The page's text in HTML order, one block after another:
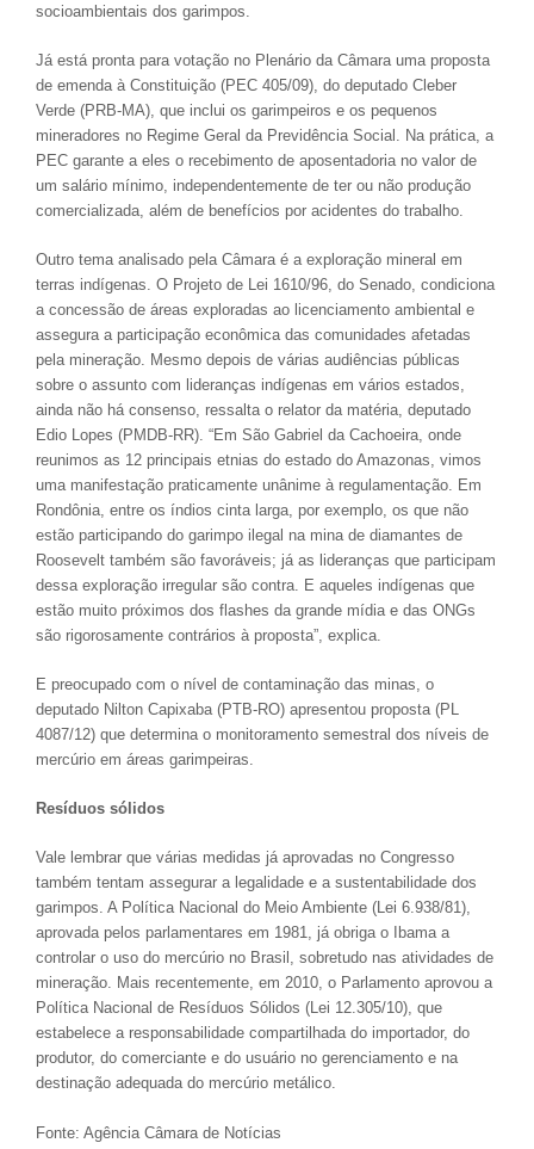
socioambientais dos garimpos.
Já está pronta para votação no Plenário da Câmara uma proposta
de emenda à Constituição (PEC 405/09), do deputado Cleber
Verde (PRB-MA), que inclui os garimpeiros e os pequenos
mineradores no Regime Geral da Previdência Social. Na prática, a
PEC garante a eles o recebimento de aposentadoria no valor de
um salário mínimo, independentemente de ter ou não produção
comercializada, além de benefícios por acidentes do trabalho.
Outro tema analisado pela Câmara é a exploração mineral em
terras indígenas. O Projeto de Lei 1610/96, do Senado, condiciona
a concessão de áreas exploradas ao licenciamento ambiental e
assegura a participação econômica das comunidades afetadas
pela mineração. Mesmo depois de várias audiências públicas
sobre o assunto com lideranças indígenas em vários estados,
ainda não há consenso, ressalta o relator da matéria, deputado
Edio Lopes (PMDB-RR). “Em São Gabriel da Cachoeira, onde
reunimos as 12 principais etnias do estado do Amazonas, vimos
uma manifestação praticamente unânime à regulamentação. Em
Rondônia, entre os índios cinta larga, por exemplo, os que não
estão participando do garimpo ilegal na mina de diamantes de
Roosevelt também são favoráveis; já as lideranças que participam
dessa exploração irregular são contra. E aqueles indígenas que
estão muito próximos dos flashes da grande mídia e das ONGs
são rigorosamente contrários à proposta”, explica.
E preocupado com o nível de contaminação das minas, o
deputado Nilton Capixaba (PTB-RO) apresentou proposta (PL
4087/12) que determina o monitoramento semestral dos níveis de
mercúrio em áreas garimpeiras.
Resíduos sólidos
Vale lembrar que várias medidas já aprovadas no Congresso
também tentam assegurar a legalidade e a sustentabilidade dos
garimpos. A Política Nacional do Meio Ambiente (Lei 6.938/81),
aprovada pelos parlamentares em 1981, já obriga o Ibama a
controlar o uso do mercúrio no Brasil, sobretudo nas atividades de
mineração. Mais recentemente, em 2010, o Parlamento aprovou a
Política Nacional de Resíduos Sólidos (Lei 12.305/10), que
estabelece a responsabilidade compartilhada do importador, do
produtor, do comerciante e do usuário no gerenciamento e na
destinação adequada do mercúrio metálico.
Fonte: Agência Câmara de Notícias